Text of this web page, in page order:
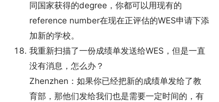
同国家获得的degree，你都可以用现有的
reference number在现在正评估的WES申请下添
加新的学校。
我重新扫描了一份成绩单发送给WES，但是一直
没有消息，怎么办？
Zhenzhen：如果你已经把新的成绩单发给了教
育部，那他们发给我们也是需要一定时间的，有